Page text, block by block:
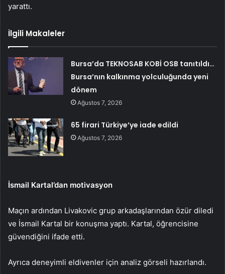
yarattı.
İlgili Makaleler
Bursa’da TEKNOSAB KOBİ OSB tanıtıldı…
Bursa’nın kalkınma yolculuğunda yeni
dönem
Ağustos 7, 2026
65 firari Türkiye’ye iade edildi
Ağustos 7, 2026
İsmail Kartal’dan motivasyon
Maçın ardından Livakovic grup arkadaşlarından özür diledi
ve İsmail Kartal bir konuşma yaptı. Kartal, öğrencisine
güvendiğini ifade etti.
Ayrıca deneyimli eldivenler için analiz görseli hazırlandı.